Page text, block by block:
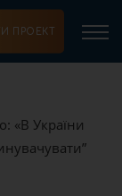
ПРОЕКТ
«В України